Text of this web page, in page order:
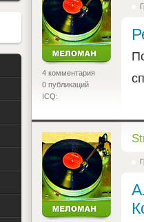
4 комментария
0 публикаций
ICQ:
<